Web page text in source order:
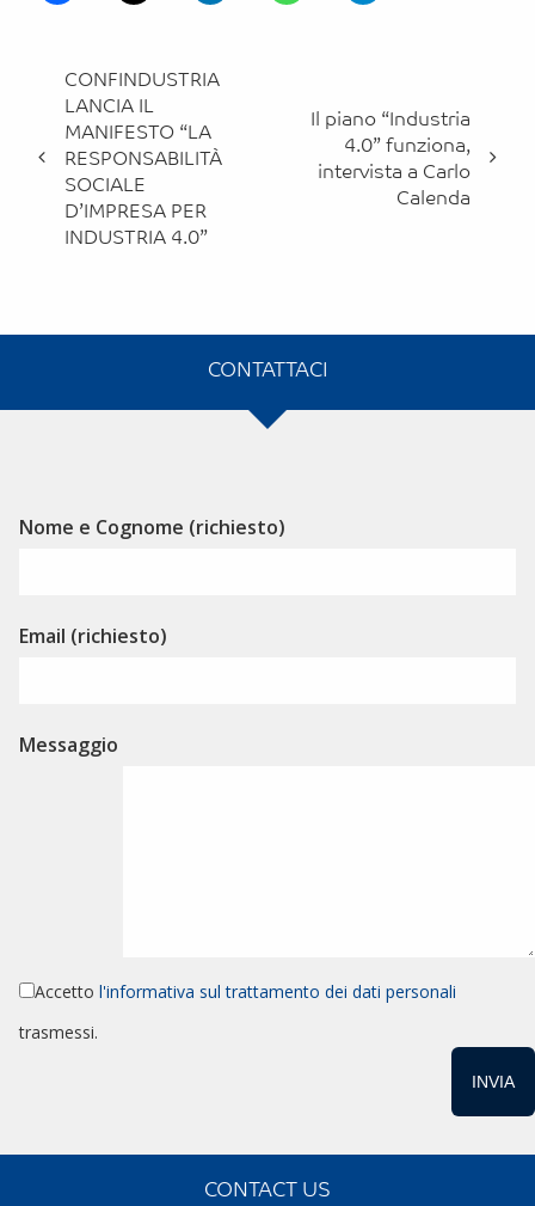
eventi
CONFINDUSTRIA
LANCIA IL
MANIFESTO “LA
RESPONSABILITÀ
SOCIALE
D’IMPRESA PER
INDUSTRIA 4.0”
Il piano “Industria
4.0” funziona,
intervista a Carlo
Calenda
CONTATTACI
Nome e Cognome (richiesto)
Email (richiesto)
Messaggio
Accetto l'informativa sul trattamento dei dati personali
trasmessi.
Alternative:
CONTACT US